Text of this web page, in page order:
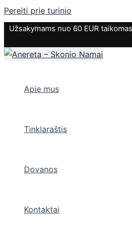
Pereiti prie turinio
Užsakymams nuo 60 EUR
Apie mus
Tinklaraštis
Dovanos
Kontaktai